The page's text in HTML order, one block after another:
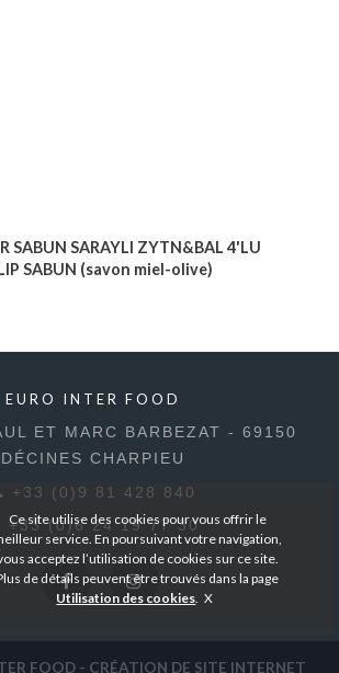
SABUN SARAYLI ZYTN&BAL 4'LU
SABUN (savon miel-olive)
EURO INTER FOOD
ET MARC BARBEZAT - 69150
DÉCINES CHARPIEU
+33 (0)9 81 428 840
+33 (0)6 24 19 77 30
FOOD - CRÉATION DE SITE INTERNET
Ce site utilise des cookies pour vous offrir le
service. En poursuivant votre navigation,
acceptez l’utilisation de cookies sur ce site.
de détails peuvent être trouvés dans la page
Utilisation des cookies